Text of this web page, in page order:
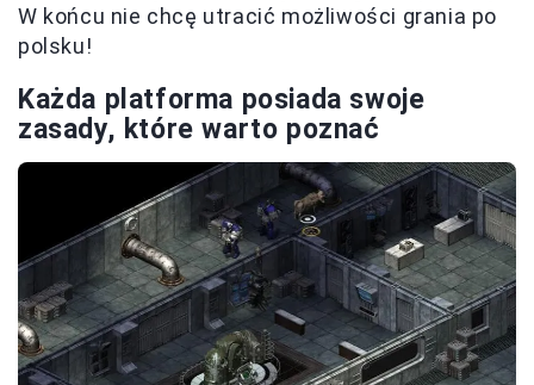
W końcu nie chcę utracić możliwości grania po
polsku!
Każda platforma posiada swoje
zasady, które warto poznać